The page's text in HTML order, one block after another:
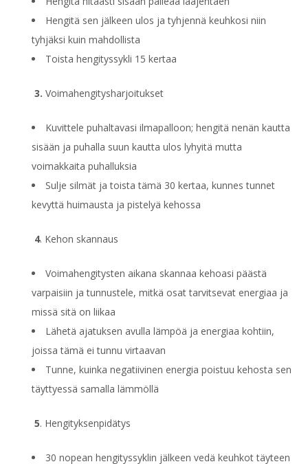
Hengitä sen jälkeen ulos ja tyhjennä keuhkosi niin
tyhjäksi kuin mahdollista
Toista hengityssykli 15 kertaa
3. Voimahengitysharjoitukset
Kuvittele puhaltavasi ilmapalloon; hengitä nenän kautta
sisään ja puhalla suun kautta ulos lyhyitä mutta
voimakkaita puhalluksia
Sulje silmät ja toista tämä 30 kertaa, kunnes tunnet
kevyttä huimausta ja pistelyä kehossa
4. Kehon skannaus
Voimahengitysten aikana skannaa kehoasi päästä
varpaisiin ja tunnustele, mitkä osat tarvitsevat energiaa ja
missä sitä on liikaa
Lähetä ajatuksen avulla lämpöä ja energiaa kohtiin,
joissa tämä ei tunnu virtaavan
Tunne, kuinka negatiivinen energia poistuu kehosta sen
täyttyessä samalla lämmöllä
5. Hengityksenpidätys
30 nopean hengityssyklin jälkeen vedä keuhkot täyteen